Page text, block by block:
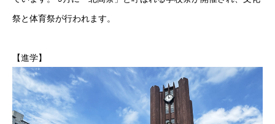
祭と体育祭が行われます。
【進学】